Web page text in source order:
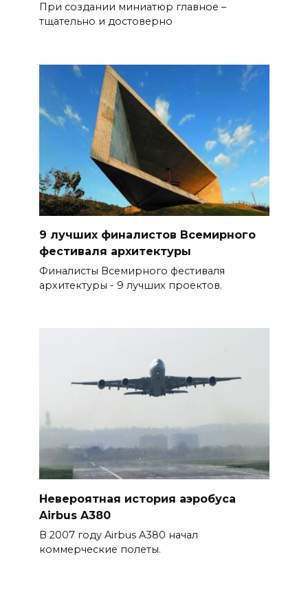
При создании миниатюр главное –
тщательно и достоверно
9 лучших финалистов Всемирного
фестиваля архитектуры
Финалисты Всемирного фестиваля
архитектуры - 9 лучших проектов.
Невероятная история аэробуса
Airbus A380
В 2007 году Airbus A380 начал
коммерческие полеты.